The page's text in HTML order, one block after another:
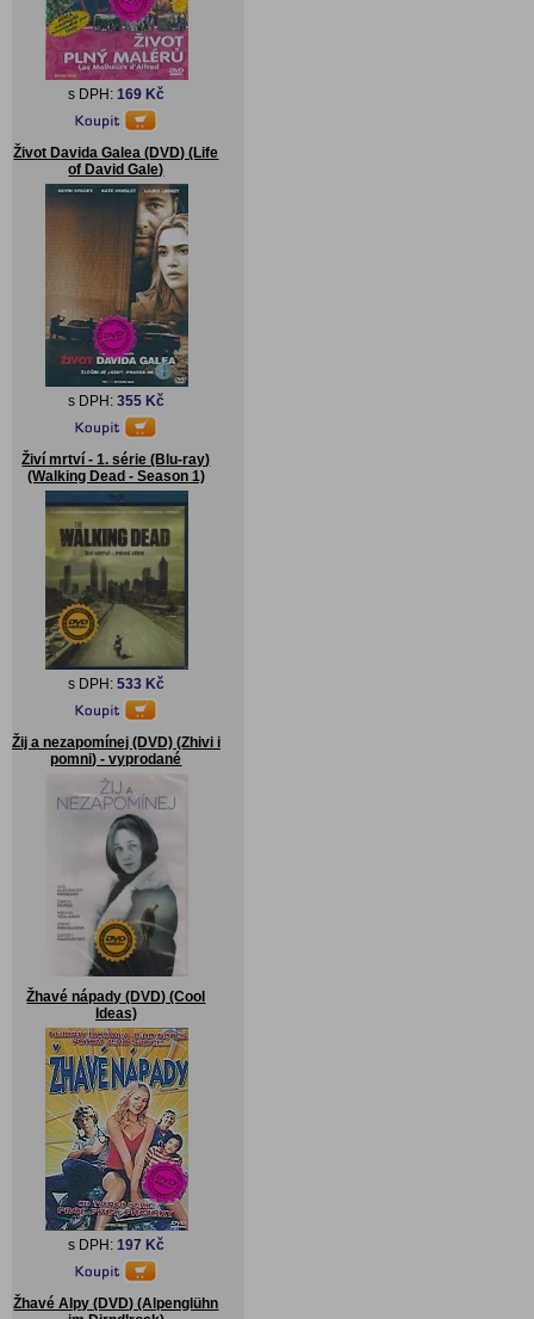
s DPH: 169 Kč
Život Davida Galea (DVD) (Life
of David Gale)
s DPH: 355 Kč
Živí mrtví - 1. série (Blu-ray)
(Walking Dead - Season 1)
s DPH: 533 Kč
Žij a nezapomínej (DVD) (Zhivi i
pomni) - vyprodané
Žhavé nápady (DVD) (Cool
Ideas)
s DPH: 197 Kč
Žhavé Alpy (DVD) (Alpenglühn